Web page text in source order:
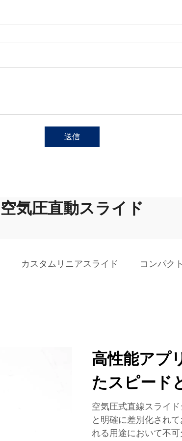
送信
空気圧直動スライド
カスタムリニアスライド コンパク
高性能アプ
たスピード
空気圧式直線スライ
と明確に差別化され
れる用途において不